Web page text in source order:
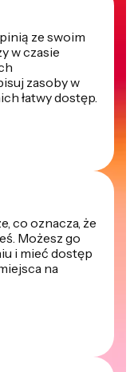
ze swoim
w czasie
zasoby w
łatwy dostęp.
co oznacza, że
Możesz go
i mieć dostęp
na